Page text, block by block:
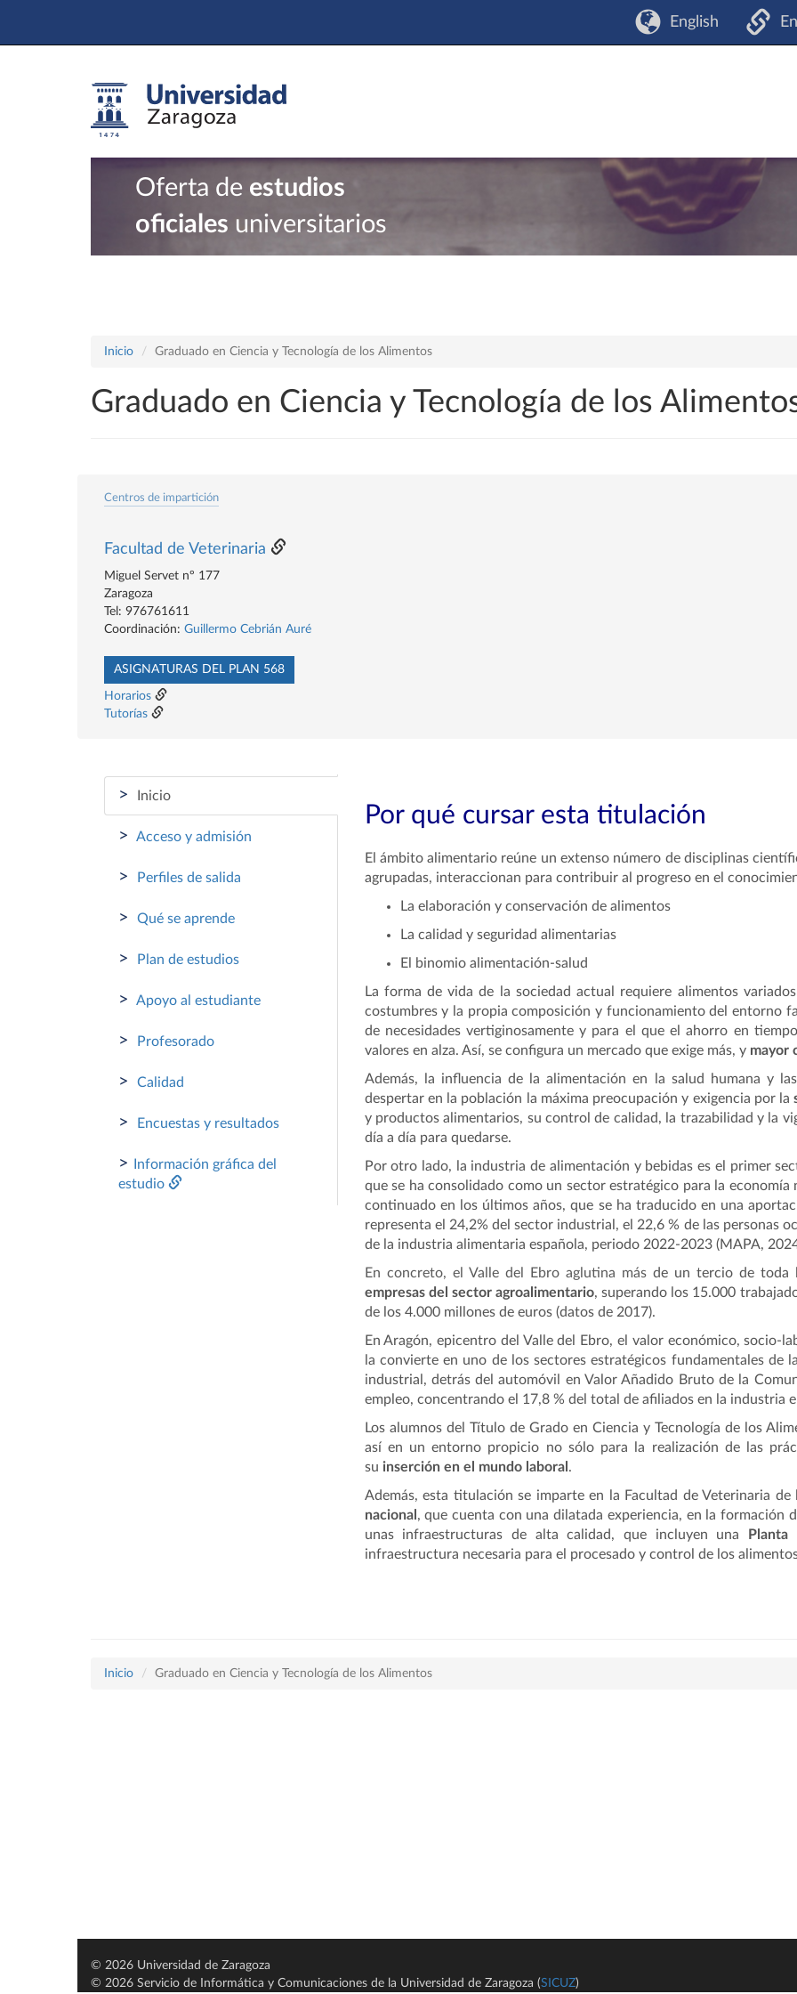
English
Oferta de estudios
oficiales universitarios
Inicio Graduado en Ciencia y Tecnología de los Alimentos
Graduado en Ciencia y Tecnología de los
Centros de impartición
Facultad de Veterinaria
Miguel Servet nº 177
Zaragoza
Tel: 976761611
Coordinación: Guillermo Cebrián Auré
ASIGNATURAS DEL PLAN 568
Horarios
Tutorías
> Inicio
> Acceso y admisión
> Perfiles de salida
> Qué se aprende
> Plan de estudios
> Apoyo al estudiante
> Profesorado
> Calidad
> Encuestas y resultados
>
Información gráfica del
estudio
Por qué cursar esta titulación
El ámbito alimentario reúne un extenso número de disciplinas
agrupadas, interaccionan para contribuir al progreso en el
La elaboración y conservación de alimentos
La calidad y seguridad alimentarias
El binomio alimentación-salud
La forma de vida de la sociedad actual requiere alimentos
costumbres y la propia composición y funcionamiento del entorno
de necesidades vertiginosamente y para el que el ahorro en
valores en alza. Así, se configura un mercado que exige más, y mayor
Además, la influencia de la alimentación en la salud humana y
despertar en la población la máxima preocupación y exigencia por la
y productos alimentarios, su control de calidad, la trazabilidad y la
día a día para quedarse.
Por otro lado, la industria de alimentación y bebidas es el primer
que se ha consolidado como un sector estratégico para la
continuado en los últimos años, que se ha traducido en una
representa el 24,2% del sector industrial, el 22,6 % de las personas
de la industria alimentaria española, periodo 2022-2023 (MAPA,
En concreto, el Valle del Ebro aglutina más de un tercio de toda
empresas del sector agroalimentario, superando los 15.000
de los 4.000 millones de euros (datos de 2017).
En Aragón, epicentro del Valle del Ebro, el valor económico, socio-
la convierte en uno de los sectores estratégicos fundamentales de
industrial, detrás del automóvil en Valor Añadido Bruto de la
empleo, concentrando el 17,8 % del total de afiliados en la industria
Los alumnos del Título de Grado en Ciencia y Tecnología de los
así en un entorno propicio no sólo para la realización de las
su inserción en el mundo laboral .
Además, esta titulación se imparte en la Facultad de Veterinaria de
nacional , que cuenta con una dilatada experiencia, en la formación
unas infraestructuras de alta calidad, que incluyen una
Planta
infraestructura necesaria para el procesado y control de los
Inicio Graduado en Ciencia y Tecnología de los Alimentos
© 2026 Universidad de Zaragoza
© 2026 Servicio de Informática y Comunicaciones de la Universidad de Zaragoza (SICUZ)